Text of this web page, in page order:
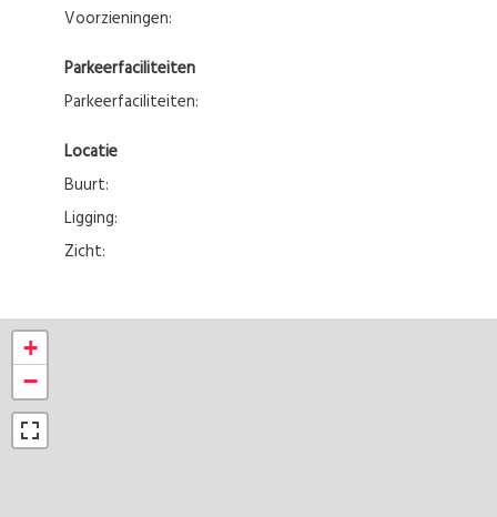
Voorzieningen:
Parkeerfaciliteiten
Parkeerfaciliteiten:
Locatie
Buurt:
Ligging:
Zicht:
+
−